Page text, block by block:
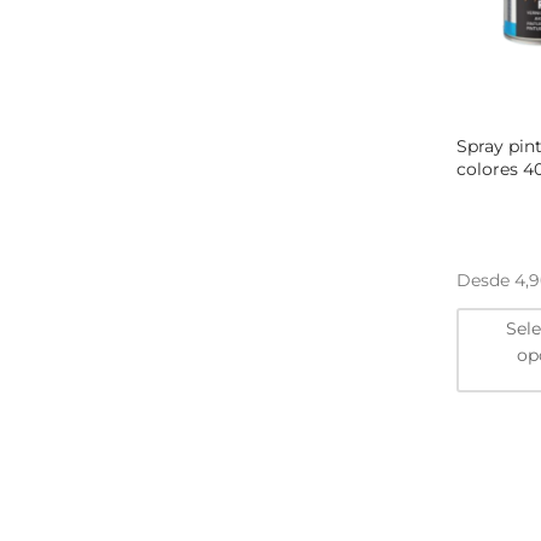
Spray
colores
Desde